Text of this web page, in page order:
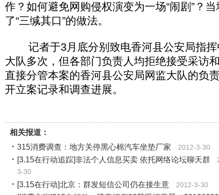
作？如何避免网购侵权演变为一场“闹剧”？
了“三缄其口”的做法。
记者于3月底分别致电香河县公安局指挥
大队多次，但各部门负责人均拒绝接受采访
直接分管本案的香河县公安局网监大队的负
开立案记录和调查进展。
相关报道：
315消费调查：地方关停黑心棉汽车坐垫厂家
2012-3-30
[3.15在行动追踪]非法个人信息买卖 依托网络论坛聊天群
3-30
[3.15在行动]北京：群发短信公司仍在接生意
2012-3-30